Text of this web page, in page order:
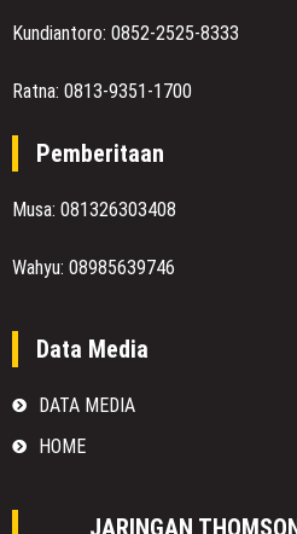
Kundiantoro: 0852-2525-8333
Ratna: 0813-9351-1700
Pemberitaan
Musa: 081326303408
Wahyu: 08985639746
Data Media
DATA MEDIA
HOME